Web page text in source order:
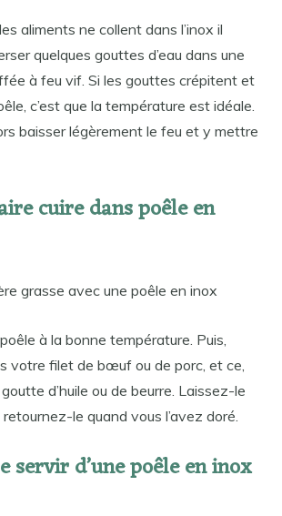
aliments ne collent dans l’inox il
quelques gouttes d’eau dans une
à feu vif. Si les gouttes crépitent et
c’est que la température est idéale.
baisser légèrement le feu et y mettre
cuire dans poêle en
grasse avec une poêle en inox
à la bonne température. Puis,
votre filet de bœuf ou de porc, et ce,
d’huile ou de beurre. Laissez-le
le quand vous l’avez doré.
servir d’une poêle en inox